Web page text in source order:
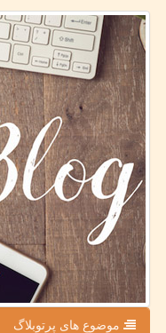
موضوع های پرتوبلاگ